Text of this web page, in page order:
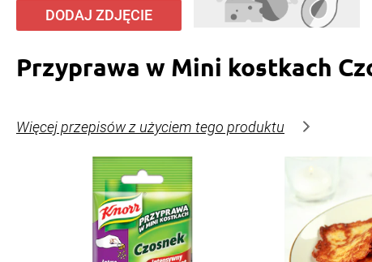
DODAJ ZDJĘCIE
Przyprawa w Mini kostkach
Więcej przepisów z użyciem tego produktu